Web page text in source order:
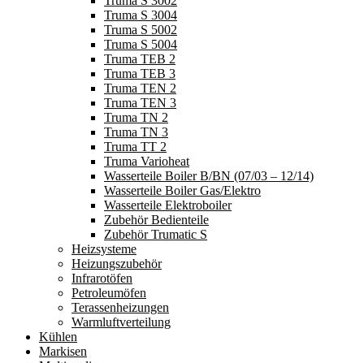
Truma S 3004
Truma S 5002
Truma S 5004
Truma TEB 2
Truma TEB 3
Truma TEN 2
Truma TEN 3
Truma TN 2
Truma TN 3
Truma TT 2
Truma Varioheat
Wasserteile Boiler B/BN (07/03 – 12/14)
Wasserteile Boiler Gas/Elektro
Wasserteile Elektroboiler
Zubehör Bedienteile
Zubehör Trumatic S
Heizsysteme
Heizungszubehör
Infrarotöfen
Petroleumöfen
Terassenheizungen
Warmluftverteilung
Kühlen
Markisen